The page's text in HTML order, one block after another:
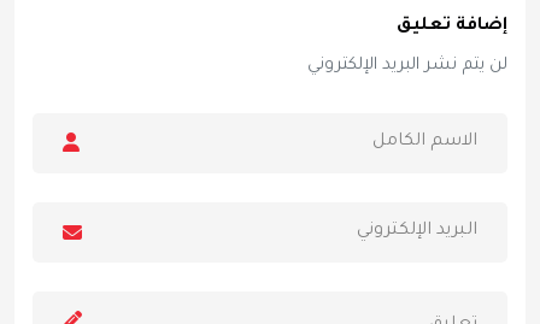
إضافة تعليق
لن يتم نشر البريد الإلكتروني